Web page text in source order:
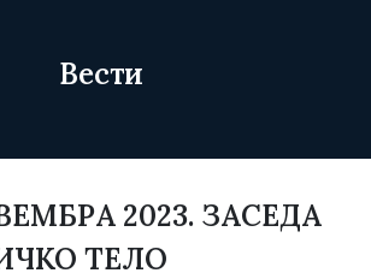
Вести
2023. ЗАСЕДА
ТЕЛО